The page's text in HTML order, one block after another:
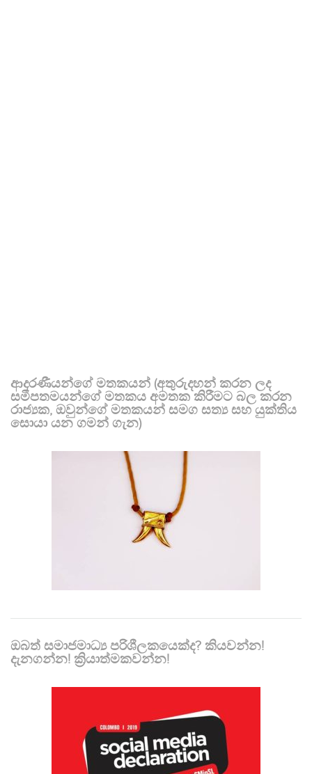
ආදරණීයන්ගේ මතකයන් (අතුරුදහන් කරන ලද
සමීපතමයන්ගේ මතකය අමතක කිරීමට බල කරන
රාජ්‍යක, ඔවුන්ගේ මතකයන් සමග සත්‍ය සහ යුක්තිය
සොයා යන ගමන් ගැන)
ඔබත් සමාජමාධ්‍ය පරිශීලකයෙක්ද? කියවන්න!
දැනගන්න! ක්‍රියාත්මකවන්න!